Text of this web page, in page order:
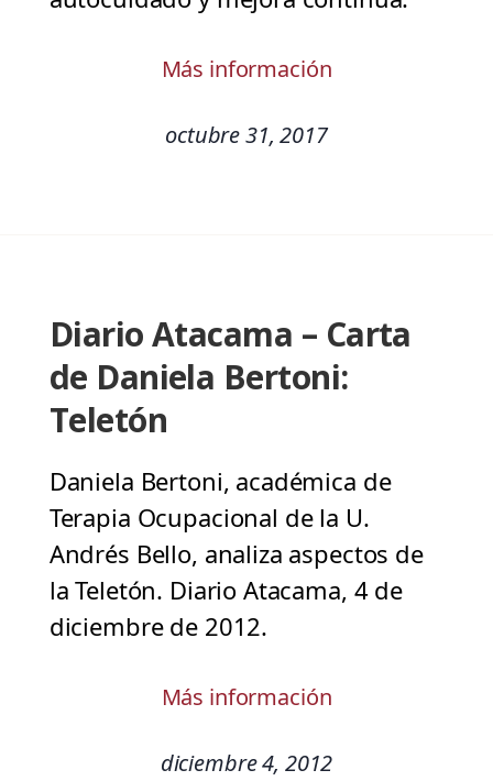
Más información
octubre 31, 2017
Diario Atacama – Carta
de Daniela Bertoni:
Teletón
Daniela Bertoni, académica de
Terapia Ocupacional de la U.
Andrés Bello, analiza aspectos de
la Teletón. Diario Atacama, 4 de
diciembre de 2012.
Más información
diciembre 4, 2012